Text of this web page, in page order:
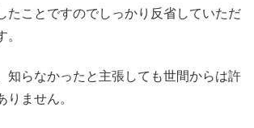
たことですのでしっかり反省していただ
知らなかったと主張しても世間からは許
りません。